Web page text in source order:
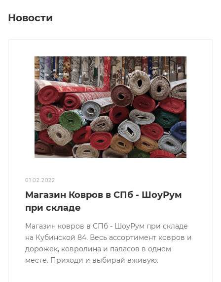
Новости
01.02.2022
Магазин Ковров в СПб - ШоуРум
при складе
Магазин ковров в СПб - ШоуРум при складе
на Кубинской 84. Весь ассортимент ковров и
дорожек, ковролина и паласов в одном
месте. Приходи и выбирай вживую.